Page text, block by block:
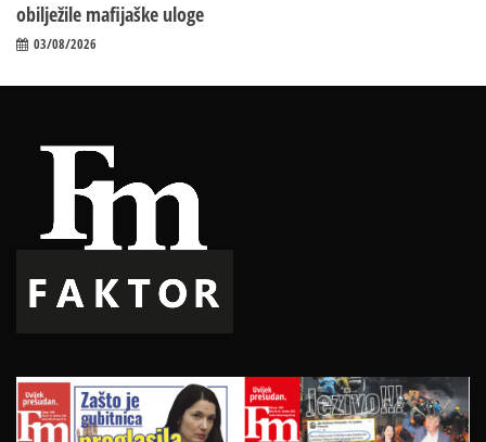
obilježile mafijaške uloge
03/08/2026